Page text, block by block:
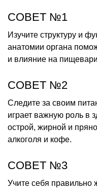
СОВЕТ №1
Изучите структуру и
анатомии органа
и влияние на
СОВЕТ №2
Следите за своим
играет важную роль в
острой, жирной и
алкоголя и кофе.
СОВЕТ №3
Учите себя